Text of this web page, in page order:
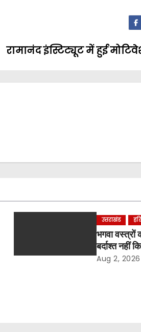
रामानंद इंस्टिट्यूट में हुई
उत्तराखंड
भगवा वस्त्रों
बर्दाश्त नहीं
श्रीमहंत डॉ.
Aug 2, 2026